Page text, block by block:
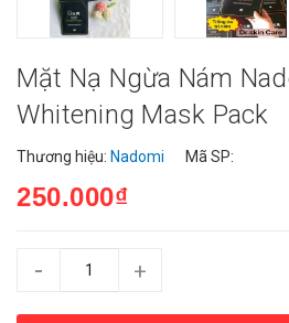
Mặt Nạ Ngừa Nám
Whitening Mask Pack
Thương hiệu: Nadomi Mã SP:
250.000₫
- +